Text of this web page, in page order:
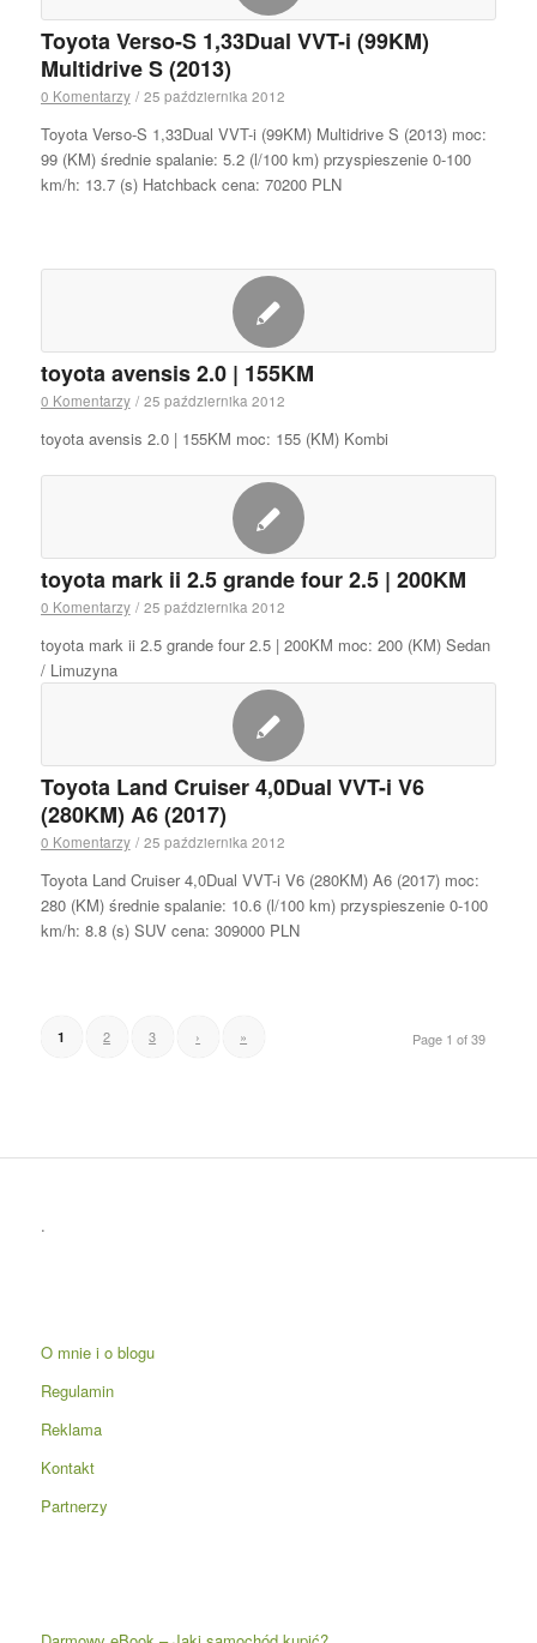
Toyota Verso-S 1,33Dual VVT-i (99KM)
Multidrive S (2013)
0 Komentarzy / 25 października 2012
Toyota Verso-S 1,33Dual VVT-i (99KM) Multidrive S (2013) moc:
99 (KM) średnie spalanie: 5.2 (l/100 km) przyspieszenie 0-100
km/h: 13.7 (s) Hatchback cena: 70200 PLN
toyota avensis 2.0 | 155KM
0 Komentarzy / 25 października 2012
toyota avensis 2.0 | 155KM moc: 155 (KM) Kombi
toyota mark ii 2.5 grande four 2.5 | 200KM
0 Komentarzy / 25 października 2012
toyota mark ii 2.5 grande four 2.5 | 200KM moc: 200 (KM) Sedan
/ Limuzyna
Toyota Land Cruiser 4,0Dual VVT-i V6
(280KM) A6 (2017)
0 Komentarzy / 25 października 2012
Toyota Land Cruiser 4,0Dual VVT-i V6 (280KM) A6 (2017) moc:
280 (KM) średnie spalanie: 10.6 (l/100 km) przyspieszenie 0-100
km/h: 8.8 (s) SUV cena: 309000 PLN
Page 1 of 39
1 2 3 › »
.
O mnie i o blogu
Regulamin
Reklama
Kontakt
Partnerzy